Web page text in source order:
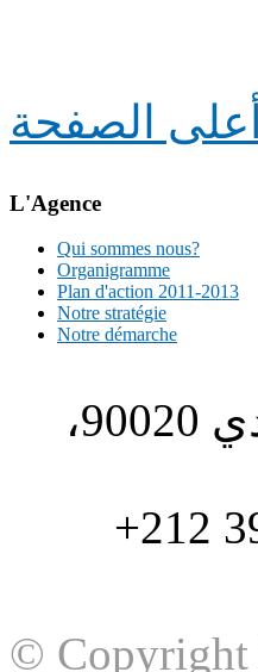
أعلى الصفحة
L'Agence
Qui sommes nous?
Organigramme
Plan d'action 2011-2013
Notre stratégie
Notre démarche
الطبري ص.ب. 1196، الحي الاداري، الرمز البريدي 90020،
هاتف : 90/88 32 94 39 212+ فاكس : 11 19 94 39 212+
© Copyright